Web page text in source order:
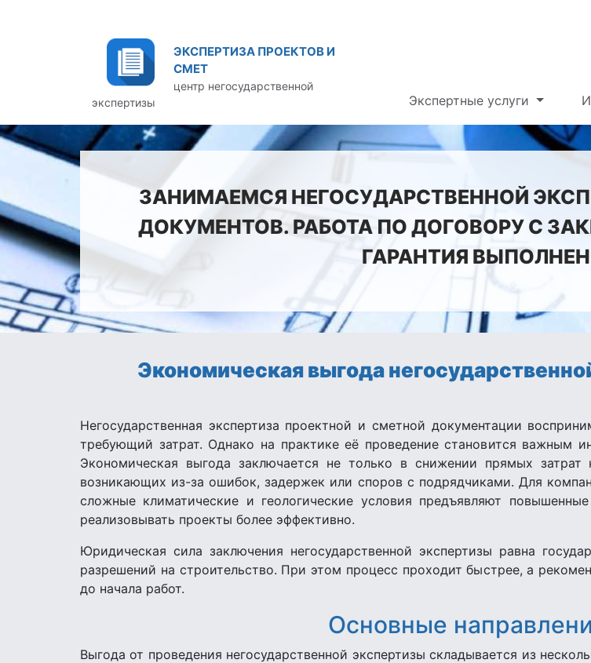
ЭКСПЕРТИЗА ПРОЕКТОВ И
СМЕТ
центр негосударственной
экспертизы
Экспертные услуги
ЗАНИМАЕМСЯ НЕГОСУДАРСТВЕННОЙ
ДОКУМЕНТОВ. РАБОТА ПО ДОГОВОРУ С
ГАРАНТИЯ
Экономическая выгода
Негосударственная экспертиза проектной и сметной документации
требующий затрат. Однако на практике её проведение становится важным
Экономическая выгода заключается не только в снижении прямых
возникающих из-за ошибок, задержек или споров с подрядчиками. Для
сложные климатические и геологические условия предъявляют
реализовывать проекты более эффективно.
Юридическая сила заключения негосударственной экспертизы равна
разрешений на строительство. При этом процесс проходит быстрее, а
до начала работ.
Основные
Выгода от проведения негосударственной экспертизы складывается из